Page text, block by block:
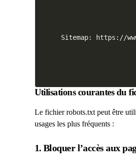
Utilisations courantes du
Le fichier robots.txt peut être
usages les plus fréquents :
1. Bloquer l’accès aux